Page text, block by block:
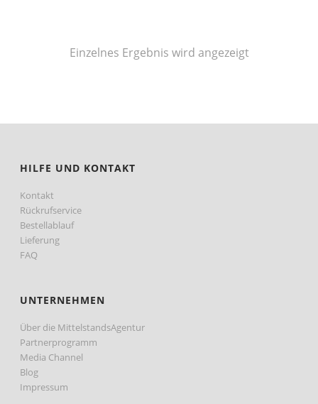
Einzelnes Ergebnis wird angezeigt
HILFE UND KONTAKT
Kontakt
Rückrufservice
Bestellablauf
Lieferung
FAQ
UNTERNEHMEN
Über die MittelstandsAgentur
Partnerprogramm
Media Channel
Blog
Impressum